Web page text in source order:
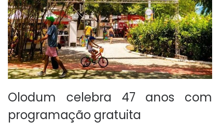
Olodum celebra 47 anos com
programação gratuita